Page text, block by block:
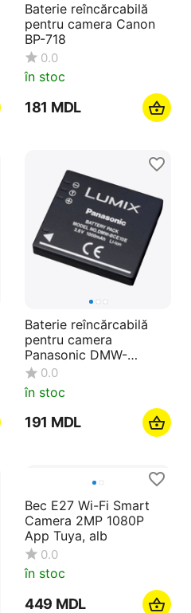
Baterie reîncărcabilă
pentru camera Canon
BP-718
0.0
în stoc
‍181‍ MDL
Baterie reîncărcabilă
pentru camera
Panasonic DMW-
BCE10E
0.0
în stoc
‍191‍ MDL
Bec E27 Wi-Fi Smart
Camera 2MP 1080P
App Tuya, alb
0.0
în stoc
‍449‍ MDL